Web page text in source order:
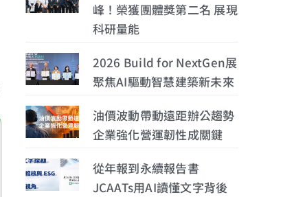
峰！榮獲團體獎第二名 展現
科研量能
2026 Build for NextGen展
聚焦AI驅動智慧建築新未來
油價波動帶動遠距辦公趨勢
企業強化營運韌性成關鍵
從年報到永續報告書
JCAATs用AI讀懂文字背後